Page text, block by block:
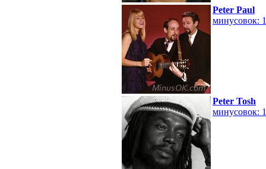
Peter Paul
минусовок: 1
Peter Tosh
минусовок: 1